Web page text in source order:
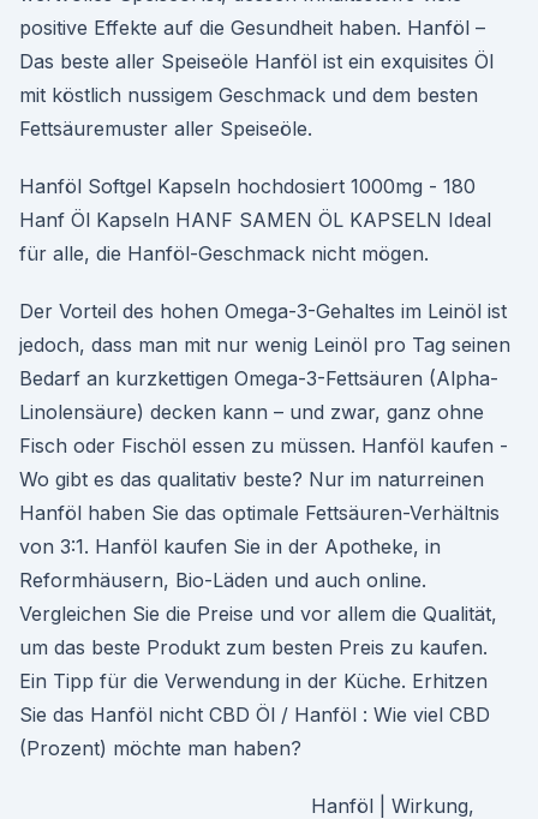
positive Effekte auf die Gesundheit haben. Hanföl –
Das beste aller Speiseöle Hanföl ist ein exquisites Öl
mit köstlich nussigem Geschmack und dem besten
Fettsäuremuster aller Speiseöle.
Hanföl Softgel Kapseln hochdosiert 1000mg - 180
Hanf Öl Kapseln HANF SAMEN ÖL KAPSELN Ideal
für alle, die Hanföl-Geschmack nicht mögen.
Der Vorteil des hohen Omega-3-Gehaltes im Leinöl ist
jedoch, dass man mit nur wenig Leinöl pro Tag seinen
Bedarf an kurzkettigen Omega-3-Fettsäuren (Alpha-
Linolensäure) decken kann – und zwar, ganz ohne
Fisch oder Fischöl essen zu müssen. Hanföl kaufen -
Wo gibt es das qualitativ beste? Nur im naturreinen
Hanföl haben Sie das optimale Fettsäuren-Verhältnis
von 3:1. Hanföl kaufen Sie in der Apotheke, in
Reformhäusern, Bio-Läden und auch online.
Vergleichen Sie die Preise und vor allem die Qualität,
um das beste Produkt zum besten Preis zu kaufen.
Ein Tipp für die Verwendung in der Küche. Erhitzen
Sie das Hanföl nicht CBD Öl / Hanföl : Wie viel CBD
(Prozent) möchte man haben?
Hanföl | Wirkung,